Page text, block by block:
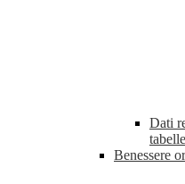
Dati
Benessere